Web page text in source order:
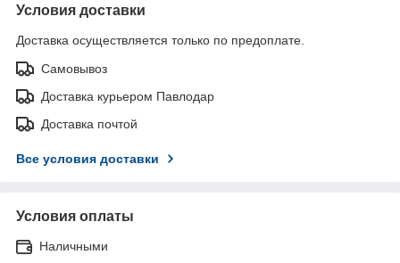
Условия доставки
Доставка осуществляется только по предоплате.
Самовывоз
Доставка курьером Павлодар
Доставка почтой
Все условия доставки
Условия оплаты
Наличными